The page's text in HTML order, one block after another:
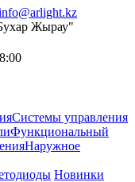
Жырау"
Системы управления
Функциональный
Наружное
Новинки